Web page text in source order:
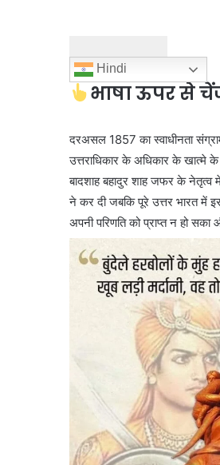
Hindi
भाषा ऊपर से
दरअसल 1857 का स्वाधीनता
उत्तराधिकार के अधिकार के खात्मे
बादशाह बहादुर शाह जफर के नेतृत्व
ने कर दी जबकि पूरे उत्तर भारत में
अपनी परिणति को प्राप्त न हो